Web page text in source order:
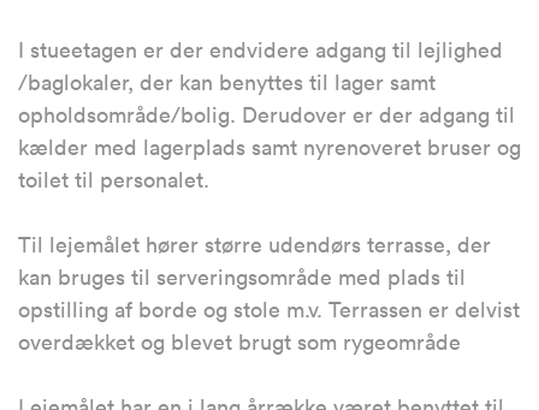
I stueetagen er der endvidere adgang til lejlighed
/baglokaler, der kan benyttes til lager samt
opholdsområde/bolig. Derudover er der adgang til
kælder med lagerplads samt nyrenoveret bruser og
toilet til personalet.
Til lejemålet hører større udendørs terrasse, der
kan bruges til serveringsområde med plads til
opstilling af borde og stole m.v. Terrassen er delvist
overdækket og blevet brugt som rygeområde